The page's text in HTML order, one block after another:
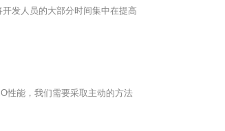
发人员的大部分时间集中在提高
性能，我们需要采取主动的方法